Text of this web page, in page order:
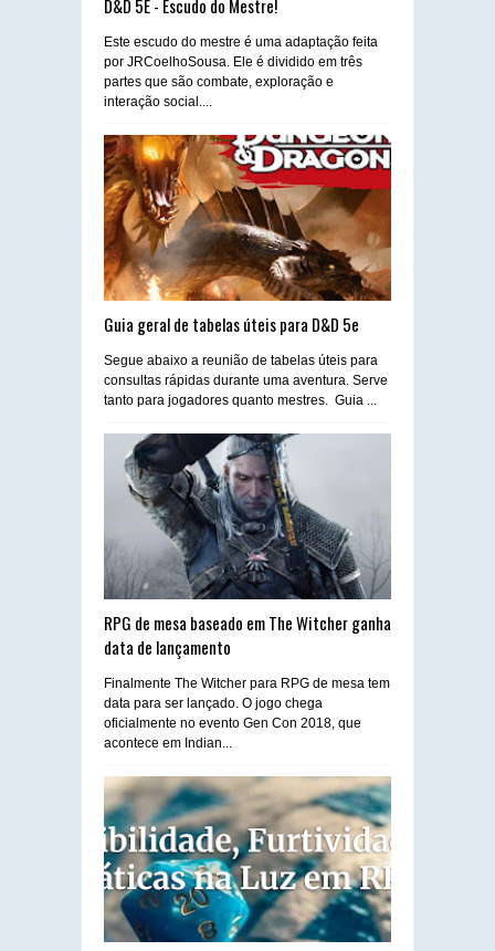
D&D 5E - Escudo do Mestre!
Este escudo do mestre é uma adaptação feita
por JRCoelhoSousa. Ele é dividido em três
partes que são combate, exploração e
interação social....
Guia geral de tabelas úteis para D&D 5e
Segue abaixo a reunião de tabelas úteis para
consultas rápidas durante uma aventura. Serve
tanto para jogadores quanto mestres. Guia ...
RPG de mesa baseado em The Witcher ganha
data de lançamento
Finalmente The Witcher para RPG de mesa tem
data para ser lançado. O jogo chega
oficialmente no evento Gen Con 2018, que
acontece em Indian...